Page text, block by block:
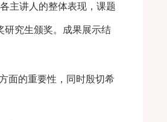
主讲人的整体表现，课题
研究生颁奖。成果展示结
面的重要性，同时殷切希